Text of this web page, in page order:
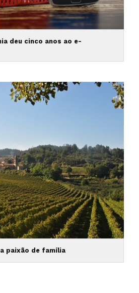
deu cinco anos ao e-
paixão de família